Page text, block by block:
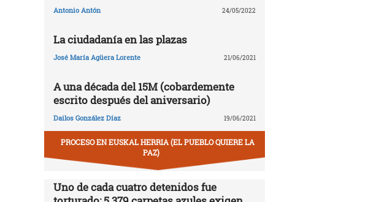
Antonio Antón 24/05/2022
La ciudadanía en las plazas
José María Agüera Lorente 21/06/2021
A una década del 15M (cobardemente
escrito después del aniversario)
Dailos González Díaz 19/06/2021
PROCESO EN EUSKAL HERRIA (EL PUEBLO QUIERE LA
PAZ)
Uno de cada cuatro detenidos fue